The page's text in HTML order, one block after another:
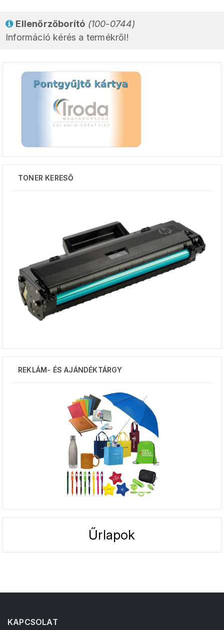
Ellenőrzőborító (100-0744)
Információ kérés a termékről!
TONER KERESŐ
REKLÁM- ÉS AJÁNDÉKTÁRGY
Űrlapok
KAPCSOLAT